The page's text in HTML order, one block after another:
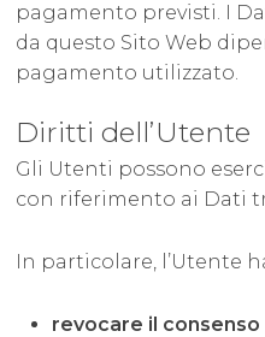
pagamento previsti. I
da questo Sito Web
pagamento utilizzato.
Diritti dell’Utente
Gli Utenti possono
con riferimento ai Dati
In particolare, l’Utente
revocare il